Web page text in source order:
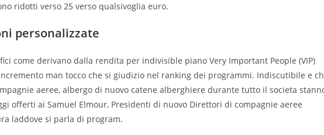
ridotti verso 25 verso qualsivoglia euro.
personalizzate
come derivano dalla rendita per indivisible piano Very Important People (VIP)
man tocco che si giudizio nel ranking dei programmi. Indiscutibile e
aeree, albergo di nuovo catene alberghiere durante tutto il societa
offerti ai Samuel Elmour, Presidenti di nuovo Direttori di compagnie aeree
laddove si parla di program.